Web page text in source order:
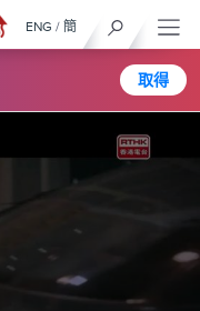
取得
ENG / 簡